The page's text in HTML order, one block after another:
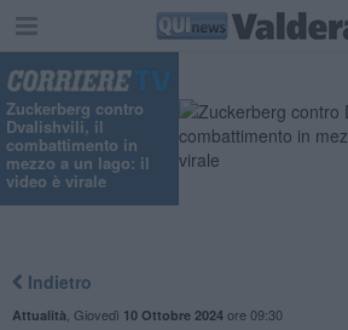
Zuckerberg contro
Dvalishvili, il
combattimento in
mezzo a un lago: il
video è virale
Indietro
Attualità Giovedì 10 Ottobre 2024ore 09:30